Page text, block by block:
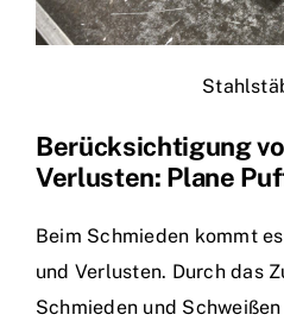
Berücksichtigung
Verlusten: Plane
Beim Schmieden kommt
und Verlusten. Durch das
Schmieden und